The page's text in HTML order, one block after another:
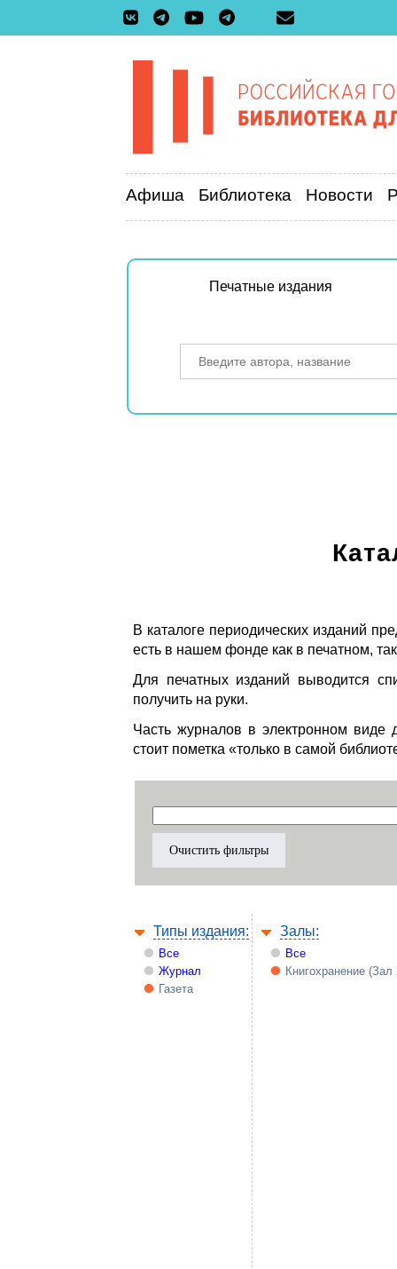
Афиша Библиотека Новости
Печатные издания
В каталоге периодических изданий
есть в нашем фонде как в печатном,
Для печатных изданий выводится
получить на руки.
Часть журналов в электронном виде
стоит пометка «только в самой
Типы издания:
Все
Журнал
Газета
Залы:
Все
Книгохранение